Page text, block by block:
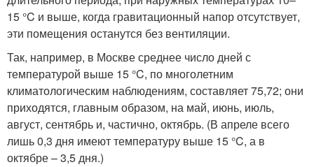
15 °C и выше, когда гравитационный напор отсутствует,
эти помещения останутся без вентиляции.
Так, например, в Москве среднее число дней с
температурой выше 15 °C, по многолетним
климатологическим наблюдениям, составляет 75,72; они
приходятся, главным образом, на май, июнь, июль,
август, сентябрь и, частично, октябрь. (В апреле всего
лишь 0,3 дня имеют температуру выше 15 °C, а в
октябре – 3,5 дня.)